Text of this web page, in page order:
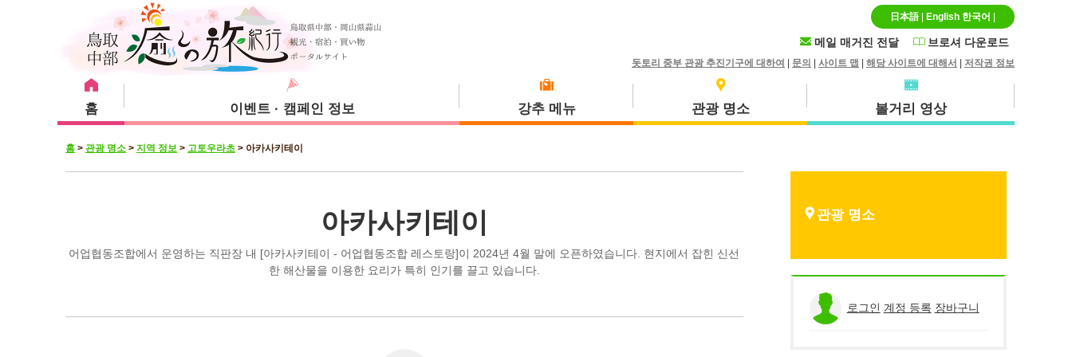
日本語| English 한국어
메일 매거진 전달 브로셔 다운로드
돗토리 중부 관광 추진기구에 대하여 문의 사이트 맵 해당 사이트에 대해서 저작권 정보
홈 이벤트 · 캠페인 정보 강추 메뉴
강추 메뉴
식사 투어 특산품 · 기념품
관광 명소
관광 명소
고토우라초 호쿠에이초
히루젠(마니와시)
볼거리 영상
홈 > 관광 명소 > 지역 정보 > 고토우라초 > 아카사키테이
관광 명소
아카사키테이
어업협동조합에서 운영하는 직판장 내 [아카사키테이 - 어업협동조합 레스토랑]이 2024년 4월 말에 오픈하였습니다. 현지에서 잡힌 신선
한 해산물을 이용한 요리가 특히 인기를 끌고 있습니다.
로그인 계정 등록 장바구니